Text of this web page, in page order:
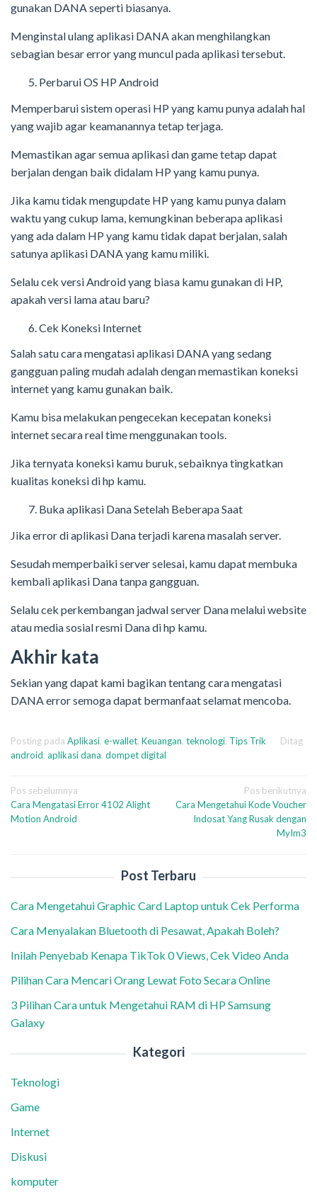
gunakan DANA seperti biasanya.
Menginstal ulang aplikasi DANA akan menghilangkan
sebagian besar error yang muncul pada aplikasi tersebut.
Perbarui OS HP Android
Memperbarui sistem operasi HP yang kamu punya adalah hal
yang wajib agar keamanannya tetap terjaga.
Memastikan agar semua aplikasi dan game tetap dapat
berjalan dengan baik didalam HP yang kamu punya.
Jika kamu tidak mengupdate HP yang kamu punya dalam
waktu yang cukup lama, kemungkinan beberapa aplikasi
yang ada dalam HP yang kamu tidak dapat berjalan, salah
satunya aplikasi DANA yang kamu miliki.
Selalu cek versi Android yang biasa kamu gunakan di HP,
apakah versi lama atau baru?
Cek Koneksi Internet
Salah satu cara mengatasi aplikasi DANA yang sedang
gangguan paling mudah adalah dengan memastikan koneksi
internet yang kamu gunakan baik.
Kamu bisa melakukan pengecekan kecepatan koneksi
internet secara real time menggunakan tools.
Jika ternyata koneksi kamu buruk, sebaiknya tingkatkan
kualitas koneksi di hp kamu.
Buka aplikasi Dana Setelah Beberapa Saat
Jika error di aplikasi Dana terjadi karena masalah server.
Sesudah memperbaiki server selesai, kamu dapat membuka
kembali aplikasi Dana tanpa gangguan.
Selalu cek perkembangan jadwal server Dana melalui website
atau media sosial resmi Dana di hp kamu.
Akhir kata
Sekian yang dapat kami bagikan tentang cara mengatasi
DANA error semoga dapat bermanfaat selamat mencoba.
Posting pada Aplikasi, e-wallet, Keuangan, teknologi, Tips Trik
Ditag
android, aplikasi dana, dompet digital
Navigasi
pos
Pos sebelumnya
Cara Mengatasi Error 4102 Alight
Motion Android
Pos berikutnya
Cara Mengetahui Kode Voucher
Indosat Yang Rusak dengan
MyIm3
Post Terbaru
Cara Mengetahui Graphic Card Laptop untuk Cek Performa
Cara Menyalakan Bluetooth di Pesawat, Apakah Boleh?
Inilah Penyebab Kenapa TikTok 0 Views, Cek Video Anda
Pilihan Cara Mencari Orang Lewat Foto Secara Online
3 Pilihan Cara untuk Mengetahui RAM di HP Samsung
Galaxy
Kategori
Teknologi
Game
Internet
Diskusi
komputer